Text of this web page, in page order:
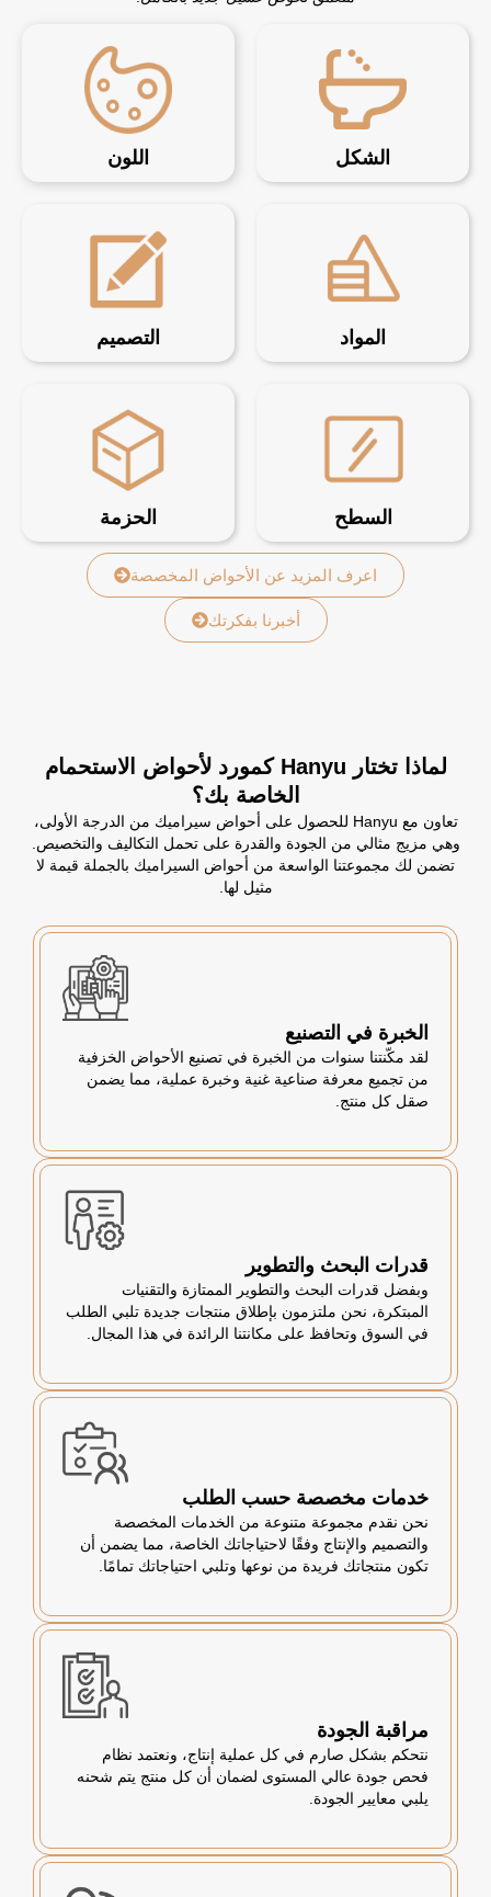
الشكل اللون
المواد التصميم
السطح الحزمة
اعرف المزيد عن الأحواض المخصصة
أخبرنا بفكرتك
لماذا تختار Hanyu كمورد لأحواض الاستحمام
الخاصة بك؟
تعاون مع Hanyu للحصول على أحواض سيراميك من الدرجة الأولى،
وهي مزيج مثالي من الجودة والقدرة على تحمل التكاليف والتخصيص.
تضمن لك مجموعتنا الواسعة من أحواض السيراميك بالجملة قيمة لا
مثيل لها.
الخبرة في التصنيع
لقد مكّنتنا سنوات من الخبرة في تصنيع الأحواض الخزفية
من تجميع معرفة صناعية غنية وخبرة عملية، مما يضمن
صقل كل منتج.
قدرات البحث والتطوير
وبفضل قدرات البحث والتطوير الممتازة والتقنيات
المبتكرة، نحن ملتزمون بإطلاق منتجات جديدة تلبي الطلب
في السوق وتحافظ على مكانتنا الرائدة في هذا المجال.
خدمات مخصصة حسب الطلب
نحن نقدم مجموعة متنوعة من الخدمات المخصصة
والتصميم والإنتاج وفقًا لاحتياجاتك الخاصة، مما يضمن أن
تكون منتجاتك فريدة من نوعها وتلبي احتياجاتك تمامًا.
مراقبة الجودة
نتحكم بشكل صارم في كل عملية إنتاج، ونعتمد نظام
فحص جودة عالي المستوى لضمان أن كل منتج يتم شحنه
يلبي معايير الجودة.